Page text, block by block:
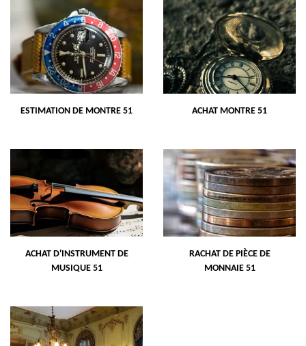
ESTIMATION DE MONTRE 51 ACHAT MONTRE 51
ACHAT D'INSTRUMENT DE
MUSIQUE 51
RACHAT DE PIÈCE DE
MONNAIE 51